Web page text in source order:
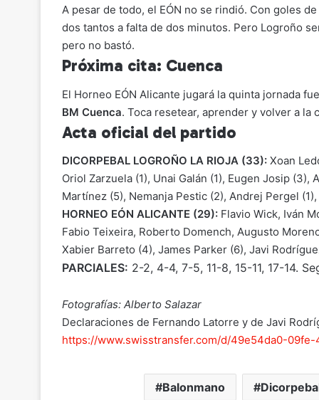
A pesar de todo, el EÓN no se rindió. Con goles de
dos tantos a falta de dos minutos. Pero Logroño
pero no bastó.
Próxima cita: Cuenca
El Horneo EÓN Alicante jugará la quinta jornada
BM Cuenca. Toca resetear, aprender y volver a la
Acta oficial del partido
DICORPEBAL LOGROÑO LA RIOJA (33): Xoan
Oriol Zarzuela (1), Unai Galán (1), Eugen Josip
Martínez (5), Nemanja Pestic (2), Andrej Pergel
HORNEO EÓN ALICANTE (29): Flavio Wick, Iván
Fabio Teixeira, Roberto Domench, Augusto
Xabier Barreto (4), James Parker (6), Javi
PARCIALES: 2-2, 4-4, 7-5, 11-8, 15-11, 17-14.
Fotografías: Alberto Salazar
Declaraciones de Fernando Latorre y de Javi
https://www.swisstransfer.com/d/49e54da0-
Balonmano